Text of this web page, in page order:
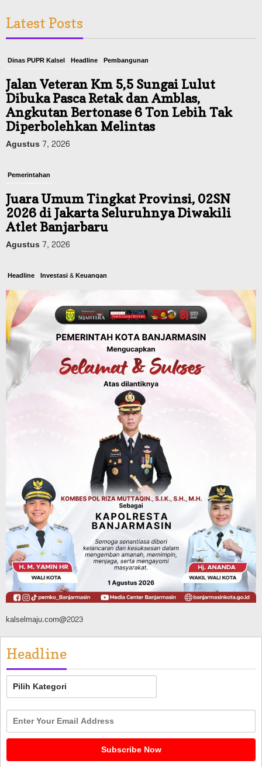
Latest Posts
Dinas PUPR Kalsel Headline Pembangunan
Jalan Veteran Km 5,5 Sungai Lulut
Dibuka Pasca Retak dan Amblas,
Angkutan Bertonase 6 Ton Lebih Tak
Diperbolehkan Melintas
Agustus 7, 2026
Pemerintahan
Juara Umum Tingkat Provinsi, 02SN
2026 di Jakarta Seluruhnya Diwakili
Atlet Banjarbaru
Agustus 7, 2026
Headline Investasi & Keuangan
KUA-PPAS 2027 Banjarbaru Defisit 170
Miliar, Pendapatan 1,2 Triliun Belanja
1,37 Triliun, Tutup Kekurangan dari
SiLPA
Agustus 7, 2026
Kalsel
Operasi Sikat Intan 2026 Berakhir, Polda
Kalsel Amankan Ribuan Miras Hingga
Pemerintahan Sosial & Keagamaan
Banjarmasin Pilot Project Perlinsos
Digital, Target 30 Persen IKD Masih
Jauh, Komisi II DPR Turun Tangan
Agustus 7, 2026
kalselmaju.com@2023
Headline
Headline